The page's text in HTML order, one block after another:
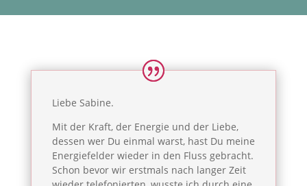
Liebe Sabine.
Mit der Kraft, der Energie und der Liebe,
dessen wer Du einmal warst, hast Du meine
Energiefelder wieder in den Fluss gebracht.
Schon bevor wir erstmals nach langer Zeit